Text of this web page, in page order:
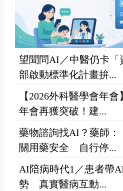
望聞問AI／中醫仍卡
部啟動標準化計畫拚...
【2026外科醫學會年
年會再獲突破！建...
藥物諮詢找AI？藥師：
關用藥安全 自行停...
AI陪病時代1／患者帶
勢 真實醫病互動...